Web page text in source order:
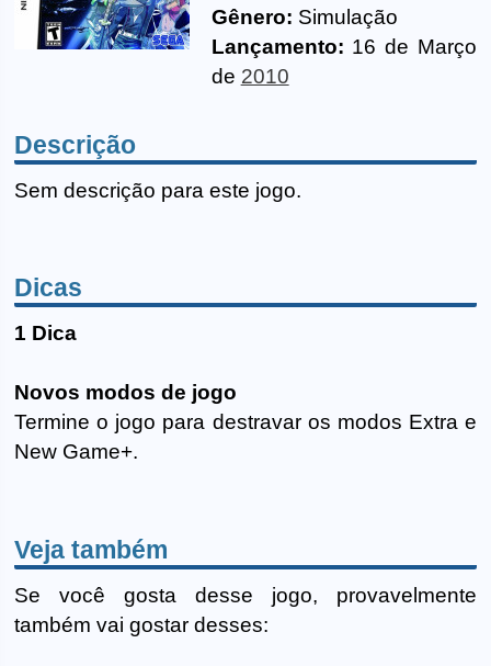
Gênero: Simulação
Lançamento: 16 de Março
de 2010
Descrição
Sem descrição para este jogo.
Dicas
1 Dica
Novos modos de jogo
Termine o jogo para destravar os modos Extra e
New Game+.
Veja também
Se você gosta desse jogo, provavelmente
também vai gostar desses: